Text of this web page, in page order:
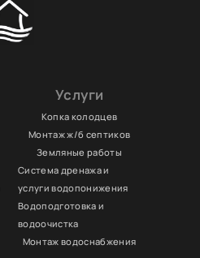
Услуги
Копка колодцев
Монтаж ж/б септиков
Земляные работы
Система дренажа и
услуги водопонижения
Водоподготовка и
водоочистка
Монтаж водоснабжения